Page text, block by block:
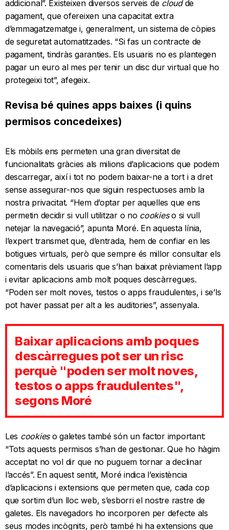
addicional”. Existeixen diversos serveis de cloudde
pagament, que ofereixen una capacitat extra
d’emmagatzematge i, generalment, un sistema de còpies
de seguretat automatitzades. “Si fas un contracte de
pagament, tindràs garanties. Els usuaris no es plantegen
pagar un euro al mes per tenir un disc dur virtual que ho
protegeixi tot”, afegeix.
Revisa bé quines apps baixes (i quins
permisos concedeixes)
Els mòbils ens permeten una gran diversitat de
funcionalitats gràcies als milions d’aplicacions que podem
descarregar, així i tot no podem baixar-ne a tort i a dret
sense assegurar-nos que siguin respectuoses amb la
nostra privacitat. “Hem d’optar per aquelles que ens
permetin decidir si vull utilitzar o no cookieso si vull
netejar la navegació”, apunta Moré. En aquesta línia,
l’expert transmet que, d’entrada, hem de confiar en les
botigues virtuals, però que sempre és millor consultar els
comentaris dels usuaris que s’han baixat prèviament l’app
i evitar aplicacions amb molt poques descàrregues.
“Poden ser molt noves, testos o apps fraudulentes, i se’ls
pot haver passat per alt a les auditories”, assenyala.
Baixar aplicacions amb poques
descàrregues pot ser un risc
perquè "poden ser molt noves,
testos o apps fraudulentes",
segons Moré
Les cookieso galetes també són un factor important:
“Tots aquests permisos s’han de gestionar. Que ho hàgim
acceptat no vol dir que no puguem tornar a declinar
l’accés”. En aquest sentit, Moré indica l’existència
d’aplicacions i extensions que permeten que, cada cop
que sortim d’un lloc web, s’esborri el nostre rastre de
galetes. Els navegadors ho incorporen per defecte als
seus modes incògnits, però també hi ha extensions que